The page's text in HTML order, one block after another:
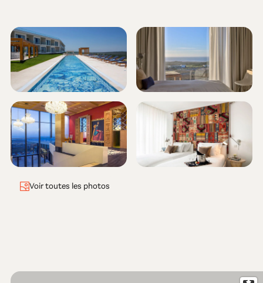
Voir toutes les photos